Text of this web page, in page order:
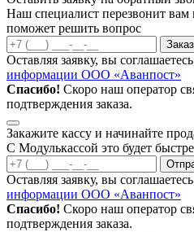
Наш специалист перезвонит вам
поможет решить вопрос
Оставляя заявку, вы
информации ООО «Аванпост»
Спасибо! Скоро наш оператор
подтверждения заказа.
Закажите кассу и начинайте
С Модулькассой это будет
Оставляя заявку, вы
информации ООО «Аванпост»
Спасибо! Скоро наш оператор
подтверждения заказа.